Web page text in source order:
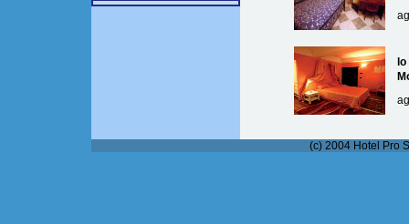
(c) 2004 Hotel Pro